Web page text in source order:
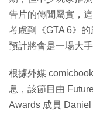
告片的傳聞屬實，
考慮到《GTA 6》
預計將會是一場大手
根據外媒
息，該節目由
Awards 成員 Daniel